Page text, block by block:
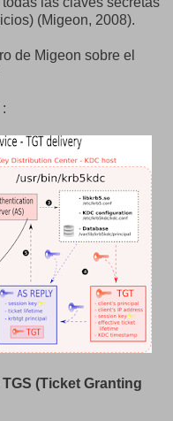
(Migeon, 2008).
de Migeon sobre el
:
(Ticket Granting